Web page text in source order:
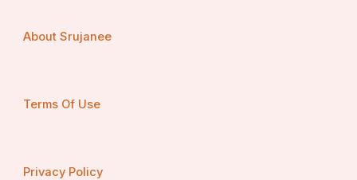
About Srujanee
Terms Of Use
Privacy Policy